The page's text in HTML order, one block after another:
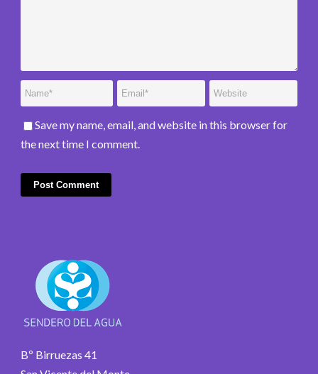
Save my name, email, and website in this browser for
the next time I comment.
Bº Birruezas 41